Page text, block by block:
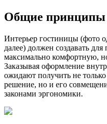
Общие принципы
Интерьер гостиницы (фото
далее) должен создавать для
максимально комфортную,
Заказывая оформление
ожидают получить не
решение, но и его
законами эргономики.